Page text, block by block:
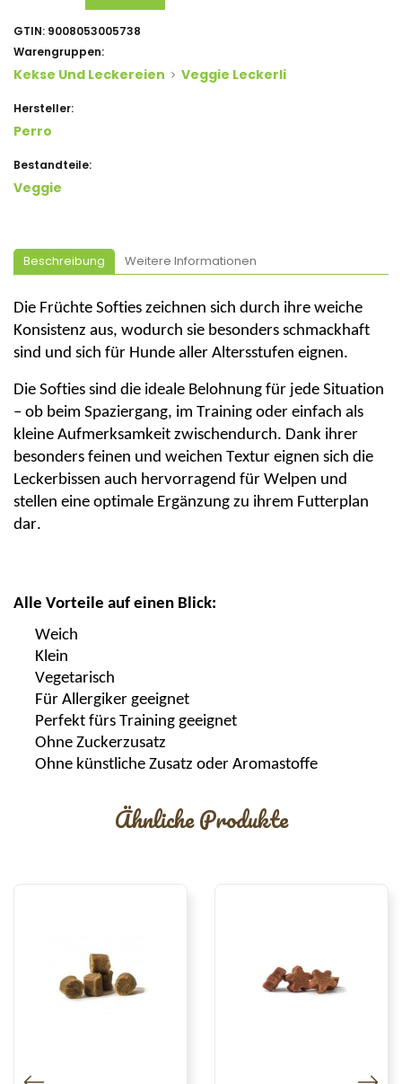
GTIN: 9008053005738
Warengruppen:
Kekse Und Leckereien Veggie Leckerli
Hersteller:
Perro
Bestandteile:
Veggie
Beschreibung Weitere Informationen
Die Früchte Softies zeichnen sich durch ihre weiche
Konsistenz aus, wodurch sie besonders schmackhaft
sind und sich für Hunde aller Altersstufen eignen.
Die Softies sind die ideale Belohnung für jede Situation
– ob beim Spaziergang, im Training oder einfach als
kleine Aufmerksamkeit zwischendurch. Dank ihrer
besonders feinen und weichen Textur eignen sich die
Leckerbissen auch hervorragend für Welpen und
stellen eine optimale Ergänzung zu ihrem Futterplan
dar.
Alle Vorteile auf einen Blick:
Weich
Klein
Vegetarisch
Für Allergiker geeignet
Perfekt fürs Training geeignet
Ohne Zuckerzusatz
Ohne künstliche Zusatz oder Aromastoffe
Ähnliche Produkte